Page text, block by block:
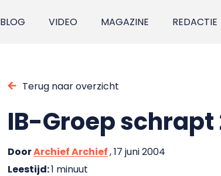
BLOG VIDEO MAGAZINE REDACTIE
Terug naar overzicht
IB-Groep schrapt
DoorArchief Archief, 17 juni 2004
Leestijd:1 minuut